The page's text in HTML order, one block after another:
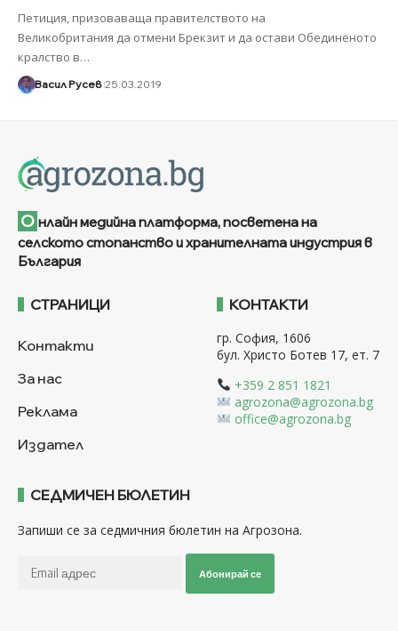
Петиция, призоваваща правителството на
Великобритания да отмени Брекзит и да остави Обединеното
кралство в…
Васил Русев 25.03.2019
О нлайн медийна платформа, посветена на
селското стопанство и хранителната индустрия в
България
СТРАНИЦИ
Контакти
За нас
Реклама
Издател
КОНТАКТИ
гр. София, 1606
бул. Христо Ботев 17, ет. 7
+359 2 851 1821
agrozona@agrozona.bg
office@agrozona.bg
СЕДМИЧЕН БЮЛЕТИН
Запиши се за седмичния бюлетин на Агрозона.
Абонирай се